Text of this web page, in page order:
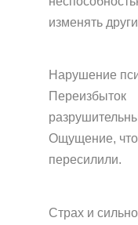
изменять
Нарушение
Переизбыток
Ощущение,
пересилили.
Страх и